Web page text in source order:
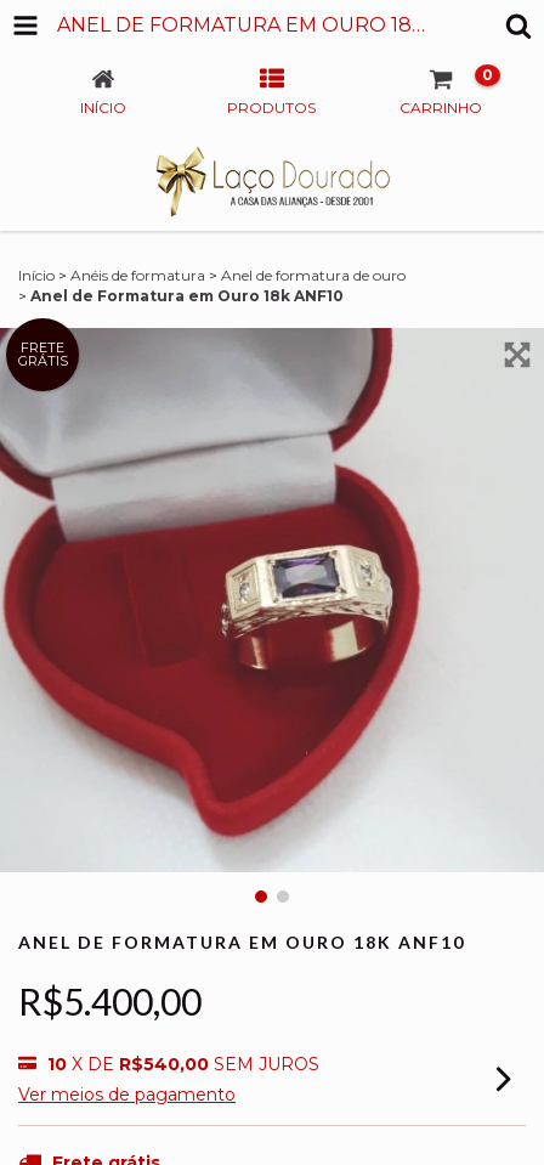
ANEL DE FORMATURA EM OURO 18K ANF10
INÍCIO PRODUTOS CARRINHO
0
Início > Anéis de formatura > Anel de formatura de ouro
> Anel de Formatura em Ouro 18k ANF10
FRETE
GRÁTIS
ANEL DE FORMATURA EM OURO 18K ANF10
R$5.400,00
10 X DE R$540,00 SEM JUROS
Ver meios de pagamento